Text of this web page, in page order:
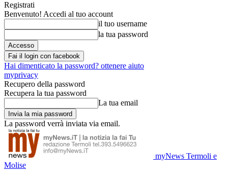
Registrati
Benvenuto! Accedi al tuo account
il tuo username
la tua password
Fai il login con facebook
Hai dimenticato la password? ottenere aiuto
myprivacy
Recupero della password
Recupera la tua password
La tua email
La password verrà inviata via email.
myNews Termoli e
Molise